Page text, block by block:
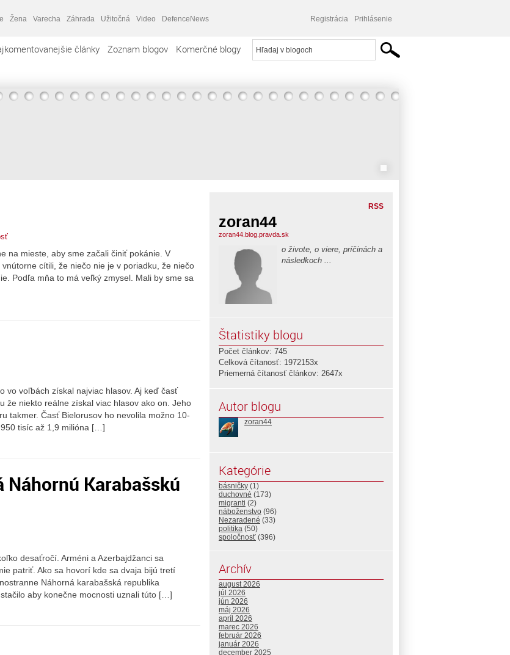
Žena Varecha Záhrada Užitočná Video DefenceNews Registrácia Prihlásenie
články Zoznam blogov Komerčné blogy
na mieste, aby sme začali činiť pokánie. V
cítili, že niečo nie je v poriadku, že niečo
Podľa mňa to má veľký zmysel. Mali by sme sa
vo voľbách získal najviac hlasov. Aj keď časť
že niekto reálne získal viac hlasov ako on. Jeho
takmer. Časť Bielorusov ho nevolila možno 10-
tisíc až 1,9 milióna […]
Náhornú Karabašskú
desaťročí. Arméni a Azerbajdžanci sa
patriť. Ako sa hovorí kde sa dvaja bijú tretí
Náhorná karabašská republika
aby konečne mocnosti uznali túto […]
RSS
zoran44
zoran44.blog.pravda.sk
o živote, o viere, príčinách a
následkoch ...
Štatistiky blogu
Počet článkov: 745
Celková čítanosť: 1972153x
Priemerná čítanosť článkov: 2647x
Autor blogu
zoran44
Kategórie
básničky (1)
duchovné (173)
migranti (2)
náboženstvo (96)
Nezaradené (33)
politika (50)
spoločnosť (396)
Archív
august 2026
júl 2026
jún 2026
máj 2026
apríl 2026
marec 2026
február 2026
január 2026
december 2025